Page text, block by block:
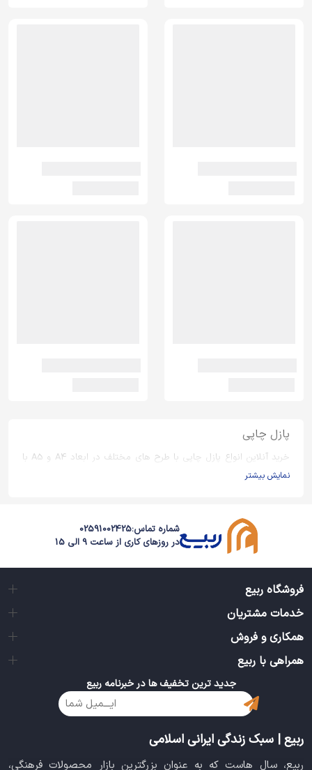
پازل چاپی
خرید آنلاین انواع پازل چاپی با طرح های مختلف در ابعاد A4 و A5 با
بالاترین کیفیت و بهترین قیمت در مدل های :
پازل چاپی با طرح شهدا و شهادت
پازل چاپی با طرح حاج قاسم سلیمانی و شهدای مدافع حرم
پازل چاپی با طرح امام خمینی (ره) و مقام معظم رهبری
نمایش بیشتر
شماره تماس:02591002425
در روزهای کاری از ساعت 9 الی 15
فروشگاه ربیع
خدمات مشتریان
همکاری و فروش
همراهی با ربیع
جدید ترین تخفیف ها در خبرنامه ربیع
ربیع | سبک زندگی ایرانی اسلامی
ربیع، سال هاست که به عنوان بزرگترین بازار محصولات فرهنگی،